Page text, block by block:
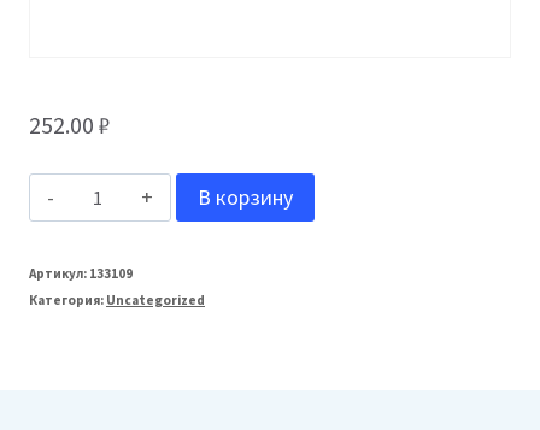
252.00 ₽
Количество
Grand
Line
В корзину
Артикул: 133109
Категория: Uncategorized